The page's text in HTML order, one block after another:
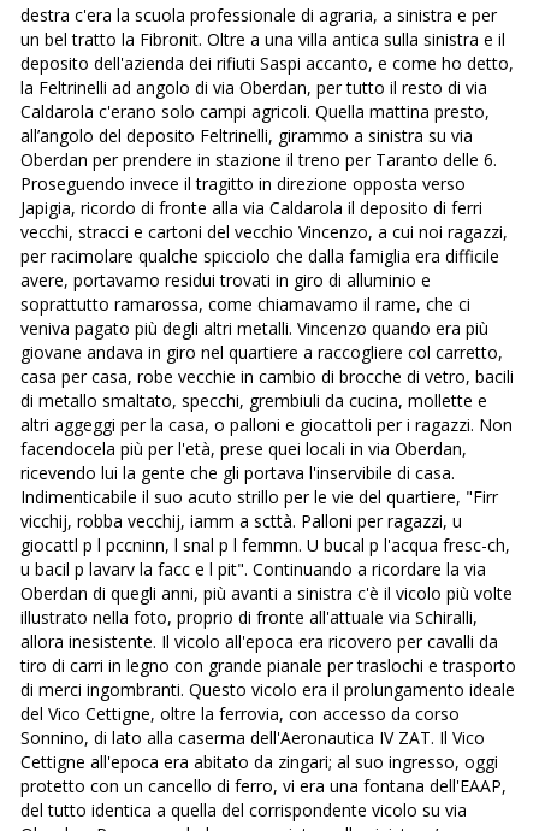
destra c'era la scuola professionale di agraria, a sinistra e per
un bel tratto la Fibronit. Oltre a una villa antica sulla sinistra e il
deposito dell'azienda dei rifiuti Saspi accanto, e come ho detto,
la Feltrinelli ad angolo di via Oberdan, per tutto il resto di via
Caldarola c'erano solo campi agricoli. Quella mattina presto,
all’angolo del deposito Feltrinelli, girammo a sinistra su via
Oberdan per prendere in stazione il treno per Taranto delle 6.
Proseguendo invece il tragitto in direzione opposta verso
Japigia, ricordo di fronte alla via Caldarola il deposito di ferri
vecchi, stracci e cartoni del vecchio Vincenzo, a cui noi ragazzi,
per racimolare qualche spicciolo che dalla famiglia era difficile
avere, portavamo residui trovati in giro di alluminio e
soprattutto ramarossa, come chiamavamo il rame, che ci
veniva pagato più degli altri metalli. Vincenzo quando era più
giovane andava in giro nel quartiere a raccogliere col carretto,
casa per casa, robe vecchie in cambio di brocche di vetro, bacili
di metallo smaltato, specchi, grembiuli da cucina, mollette e
altri aggeggi per la casa, o palloni e giocattoli per i ragazzi. Non
facendocela più per l'età, prese quei locali in via Oberdan,
ricevendo lui la gente che gli portava l'inservibile di casa.
Indimenticabile il suo acuto strillo per le vie del quartiere, "Firr
vicchij, robba vecchij, iamm a scttà. Palloni per ragazzi, u
giocattl p l pccninn, l snal p l femmn. U bucal p l'acqua fresc-ch,
u bacil p lavarv la facc e l pit". Continuando a ricordare la via
Oberdan di quegli anni, più avanti a sinistra c'è il vicolo più volte
illustrato nella foto, proprio di fronte all'attuale via Schiralli,
allora inesistente. Il vicolo all'epoca era ricovero per cavalli da
tiro di carri in legno con grande pianale per traslochi e trasporto
di merci ingombranti. Questo vicolo era il prolungamento ideale
del Vico Cettigne, oltre la ferrovia, con accesso da corso
Sonnino, di lato alla caserma dell'Aeronautica IV ZAT. Il Vico
Cettigne all'epoca era abitato da zingari; al suo ingresso, oggi
protetto con un cancello di ferro, vi era una fontana dell'EAAP,
del tutto identica a quella del corrispondente vicolo su via